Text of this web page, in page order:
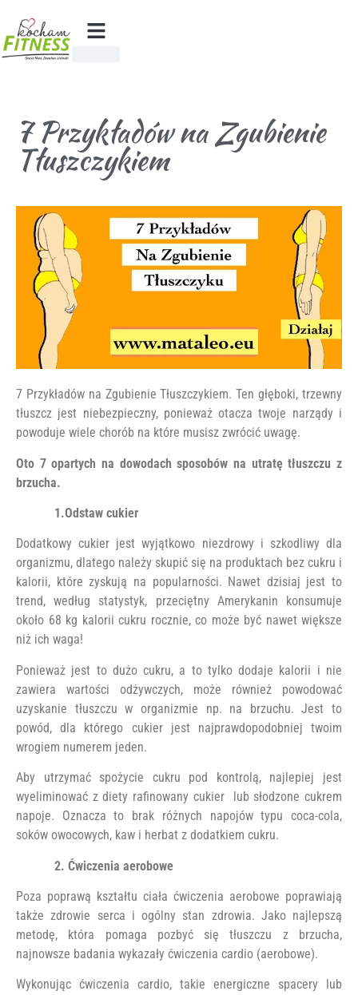
7 Przykładów na Zgubienie
Tłuszczykiem
7 Przykładów na Zgubienie Tłuszczykiem. Ten głęboki, trzewny
tłuszcz jest niebezpieczny, ponieważ otacza twoje narządy i
powoduje wiele chorób na które musisz zwrócić uwagę.
Oto 7 opartych na dowodach sposobów na utratę tłuszczu z
brzucha.
1.Odstaw cukier
Dodatkowy cukier jest wyjątkowo niezdrowy i szkodliwy dla
organizmu, dlatego należy skupić się na produktach bez cukru i
kalorii, które zyskują na popularności. Nawet dzisiaj jest to
trend, według statystyk, przeciętny Amerykanin konsumuje
około 68 kg kalorii cukru rocznie, co może być nawet większe
niż ich waga!
Ponieważ jest to dużo cukru, a to tylko dodaje kalorii i nie
zawiera wartości odżywczych, może również powodować
uzyskanie tłuszczu w organizmie np. na brzuchu. Jest to
powód, dla którego cukier jest najprawdopodobniej twoim
wrogiem numerem jeden.
Aby utrzymać spożycie cukru pod kontrolą, najlepiej jest
wyeliminować z diety rafinowany cukier lub słodzone cukrem
napoje. Oznacza to brak różnych napojów typu coca-cola,
soków owocowych, kaw i herbat z dodatkiem cukru.
2. Ćwiczenia aerobowe
Poza poprawą kształtu ciała ćwiczenia aerobowe poprawiają
także zdrowie serca i ogólny stan zdrowia. Jako najlepszą
metodę, która pomaga pozbyć się tłuszczu z brzucha,
najnowsze badania wykazały ćwiczenia cardio (aerobowe).
Wykonując ćwiczenia cardio, takie energiczne spacery lub